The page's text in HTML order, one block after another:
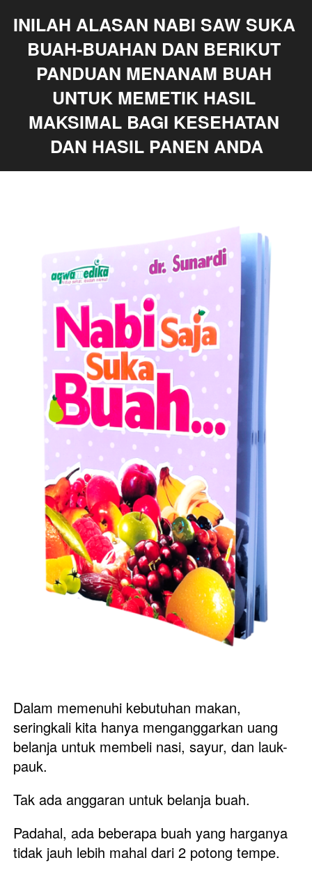
INILAH ALASAN NABI SAW SUKA
BUAH-BUAHAN DAN BERIKUT
PANDUAN MENANAM BUAH
UNTUK MEMETIK HASIL
MAKSIMAL BAGI KESEHATAN
DAN HASIL PANEN ANDA
Dalam memenuhi kebutuhan makan,
seringkali kita hanya menganggarkan uang
belanja untuk membeli nasi, sayur, dan lauk-
pauk.
Tak ada anggaran untuk belanja buah.
Padahal, ada beberapa buah yang harganya
tidak jauh lebih mahal dari 2 potong tempe.